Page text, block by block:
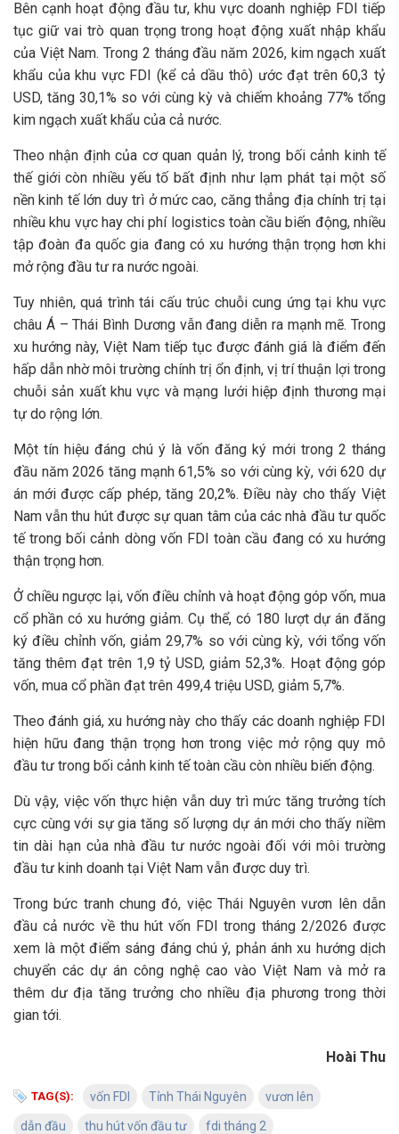
Bên cạnh hoạt động đầu tư, khu vực doanh nghiệp FDI tiếp
tục giữ vai trò quan trọng trong hoạt động xuất nhập khẩu
của Việt Nam. Trong 2 tháng đầu năm 2026, kim ngạch xuất
khẩu của khu vực FDI (kể cả dầu thô) ước đạt trên 60,3 tỷ
USD, tăng 30,1% so với cùng kỳ và chiếm khoảng 77% tổng
kim ngạch xuất khẩu của cả nước.
Theo nhận định của cơ quan quản lý, trong bối cảnh kinh tế
thế giới còn nhiều yếu tố bất định như lạm phát tại một số
nền kinh tế lớn duy trì ở mức cao, căng thẳng địa chính trị tại
nhiều khu vực hay chi phí logistics toàn cầu biến động, nhiều
tập đoàn đa quốc gia đang có xu hướng thận trọng hơn khi
mở rộng đầu tư ra nước ngoài.
Tuy nhiên, quá trình tái cấu trúc chuỗi cung ứng tại khu vực
châu Á – Thái Bình Dương vẫn đang diễn ra mạnh mẽ. Trong
xu hướng này, Việt Nam tiếp tục được đánh giá là điểm đến
hấp dẫn nhờ môi trường chính trị ổn định, vị trí thuận lợi trong
chuỗi sản xuất khu vực và mạng lưới hiệp định thương mại
tự do rộng lớn.
Một tín hiệu đáng chú ý là vốn đăng ký mới trong 2 tháng
đầu năm 2026 tăng mạnh 61,5% so với cùng kỳ, với 620 dự
án mới được cấp phép, tăng 20,2%. Điều này cho thấy Việt
Nam vẫn thu hút được sự quan tâm của các nhà đầu tư quốc
tế trong bối cảnh dòng vốn FDI toàn cầu đang có xu hướng
thận trọng hơn.
Ở chiều ngược lại, vốn điều chỉnh và hoạt động góp vốn, mua
cổ phần có xu hướng giảm. Cụ thể, có 180 lượt dự án đăng
ký điều chỉnh vốn, giảm 29,7% so với cùng kỳ, với tổng vốn
tăng thêm đạt trên 1,9 tỷ USD, giảm 52,3%. Hoạt động góp
vốn, mua cổ phần đạt trên 499,4 triệu USD, giảm 5,7%.
Theo đánh giá, xu hướng này cho thấy các doanh nghiệp FDI
hiện hữu đang thận trọng hơn trong việc mở rộng quy mô
đầu tư trong bối cảnh kinh tế toàn cầu còn nhiều biến động.
Dù vậy, việc vốn thực hiện vẫn duy trì mức tăng trưởng tích
cực cùng với sự gia tăng số lượng dự án mới cho thấy niềm
tin dài hạn của nhà đầu tư nước ngoài đối với môi trường
đầu tư kinh doanh tại Việt Nam vẫn được duy trì.
Trong bức tranh chung đó, việc Thái Nguyên vươn lên dẫn
đầu cả nước về thu hút vốn FDI trong tháng 2/2026 được
xem là một điểm sáng đáng chú ý, phản ánh xu hướng dịch
chuyển các dự án công nghệ cao vào Việt Nam và mở ra
thêm dư địa tăng trưởng cho nhiều địa phương trong thời
gian tới.
Hoài Thu
TAG(S): vốn FDI Tỉnh Thái Nguyên vươn lên
dẫn đầu thu hút vốn đầu tư fdi tháng 2